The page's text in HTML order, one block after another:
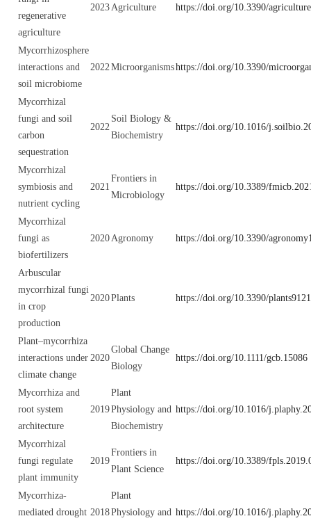
regenerative
agriculture
2023Agriculture https://doi.org/10.3390/
Mycorrhizosphere
interactions and
soil microbiome
2022Microorganismshttps://doi.org/10.3390/
Mycorrhizal
fungi and soil
carbon
sequestration
2022
Soil Biology &
Biochemistry
https://doi.org/10.1016/
Mycorrhizal
symbiosis and
nutrient cycling
2021
Frontiers in
Microbiology
https://doi.org/10.3389/
Mycorrhizal
fungi as
biofertilizers
2020Agronomy https://doi.org/10.3390/
Arbuscular
mycorrhizal fungi
in crop
production
2020Plants https://doi.org/10.3390/
Plant–mycorrhiza
interactions under
climate change
2020
Global Change
Biology
https://doi.org/10.1111/gcb.15086
Mycorrhiza and
root system
architecture
2019
Plant
Physiology and
Biochemistry
https://doi.org/10.1016/
Mycorrhizal
fungi regulate
plant immunity
2019
Frontiers in
Plant Science
https://doi.org/10.3389/
Mycorrhiza-
mediated drought 2018
Plant
Physiology and https://doi.org/10.1016/